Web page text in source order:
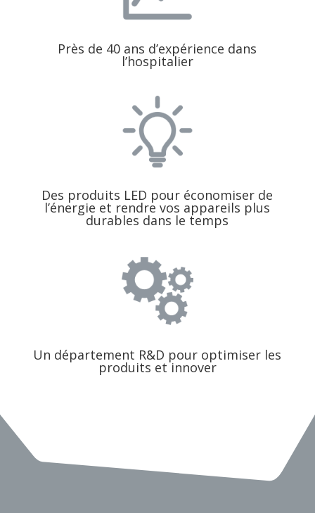
Près de 40 ans d’expérience dans
l’hospitalier
Des produits LED pour économiser de
l’énergie et rendre vos appareils plus
durables dans le temps
Un département R&D pour optimiser les
produits et innover